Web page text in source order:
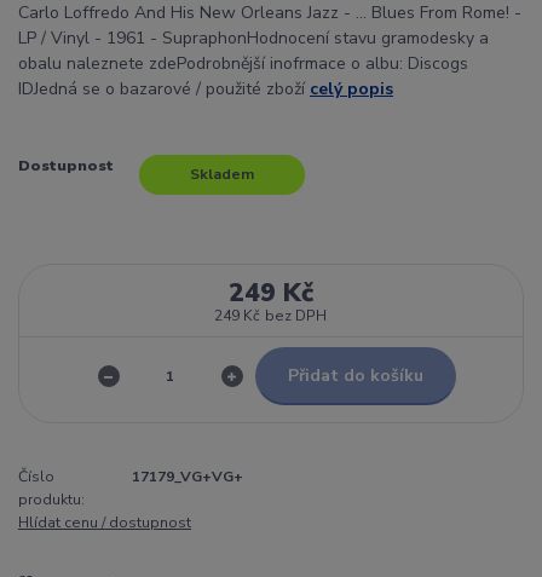
Carlo Loffredo And His New Orleans Jazz - ... Blues From Rome! -
LP / Vinyl - 1961 - SupraphonHodnocení stavu gramodesky a
obalu naleznete zdePodrobnější inofrmace o albu: Discogs
IDJedná se o bazarové / použité zboží celý popis
Dostupnost Skladem
249 Kč
249 Kč bez DPH
Přidat do košíku
Číslo
produktu:
17179_VG+VG+
Hlídat cenu / dostupnost